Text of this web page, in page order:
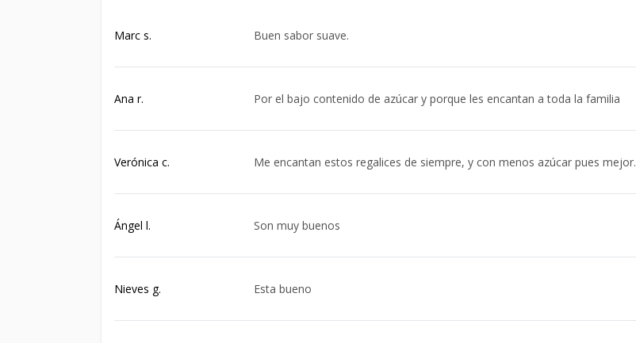
Marc s. Buen sabor suave.
Ana r. Por el bajo contenido de azúcar y porque les encantan a toda la familia
Verónica c. Me encantan estos regalices de siempre, y con menos azúcar pues mejor.
Ángel l. Son muy buenos
Nieves g. Esta bueno